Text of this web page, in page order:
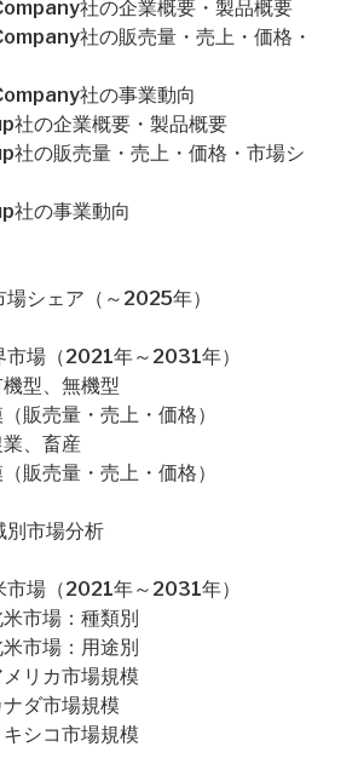
社の企業概要・製品概要
社の販売量・売上・価格・
社の事業動向
社の企業概要・製品概要
社の販売量・売上・価格・市場シ
社の事業動向
シェア（～2025年）
市場（2021年～2031年）
型、無機型
販売量・売上・価格）
、畜産
販売量・売上・価格）
別市場分析
市場（2021年～2031年）
市場：種類別
市場：用途別
リカ市場規模
ダ市場規模
シコ市場規模